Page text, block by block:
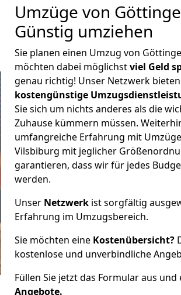
Umzüge von
Günstig umziehen
Sie planen einen Umzug von
möchten dabei möglichstviel Geld
genau richtig! Unser Netzwerk
kostengünstige
Sie sich um nichts anderes als die
Zuhause kümmern müssen.
umfangreiche Erfahrung mit
Vilsbiburg mit jeglicher
garantieren, dass wir für jedes
werden.
Unser Netzwerk ist sorgfältig
Erfahrung im Umzugsbereich.
Sie möchten eine Kostenübersicht?
kostenlose und unverbindliche
Füllen Sie jetzt das Formular aus und
Angebote.